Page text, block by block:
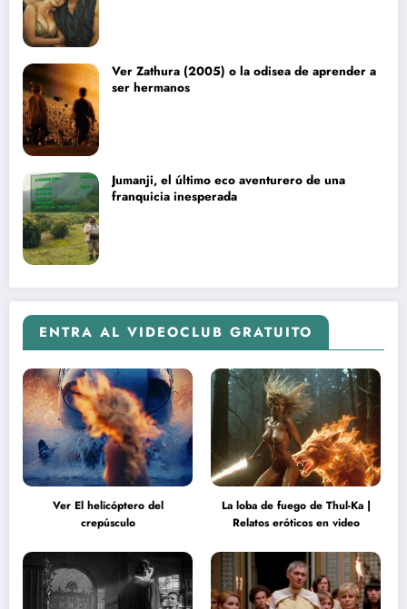
Ver Zathura (2005) o la odisea de aprender a
ser hermanos
Jumanji, el último eco aventurero de una
franquicia inesperada
ENTRA AL VIDEOCLUB GRATUITO
Ver El helicóptero del
crepúsculo
La loba de fuego de Thul-Ka |
Relatos eróticos en video